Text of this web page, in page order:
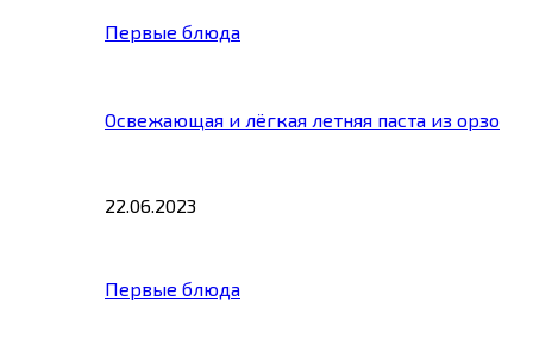
Первые блюда
Освежающая и лёгкая летняя паста из орзо
22.06.2023
Первые блюда